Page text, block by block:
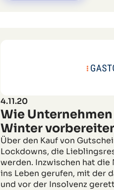
4.11.20
Wie
Winter
Über den Kauf von
Lockdowns, die
werden. Inzwischen hat
ins Leben gerufen, mit der
und vor der Insolvenz